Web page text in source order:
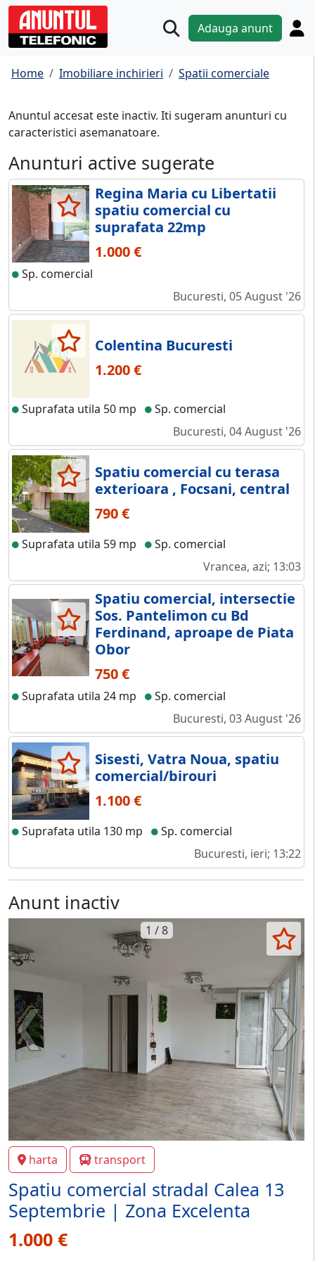
Adauga anunt
Home Imobiliare inchirieri Spatii comerciale
Anuntul accesat este inactiv. Iti sugeram anunturi cu
caracteristici asemanatoare.
Anunturi active sugerate
Regina Maria cu Libertatii
spatiu comercial cu
suprafata 22mp
1.000 €
Sp. comercial
Bucuresti, 05 August '26
Colentina Bucuresti
1.200 €
Suprafata utila 50 mp
Sp. comercial
Bucuresti, 04 August '26
Spatiu comercial cu terasa
exterioara , Focsani, central
790 €
Suprafata utila 59 mp
Sp. comercial
Vrancea, azi; 13:03
Spatiu comercial, intersectie
Sos. Pantelimon cu Bd
Ferdinand, aproape de Piata
Obor
750 €
Suprafata utila 24 mp
Sp. comercial
Bucuresti, 03 August '26
Sisesti, Vatra Noua, spatiu
comercial/birouri
1.100 €
Suprafata utila 130 mp
Sp. comercial
Bucuresti, ieri; 13:22
Anunt inactiv
1 / 8
harta transport
Spatiu comercial stradal Calea 13
Septembrie | Zona Excelenta
1.000 €